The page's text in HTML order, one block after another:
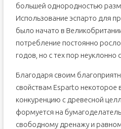
большей однородностью
Использование эспарто для
было начато в
потребление постоянно
годов, но с тех пор неуклонно
Благодаря своим
свойствам Esparto
конкуренцию с древесной
формуется на
свободному дренажу и